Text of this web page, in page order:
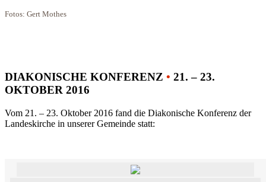
Fotos: Gert Mothes
DIAKONISCHE KONFERENZ • 21. – 23.
OKTOBER 2016
Vom 21. – 23. Oktober 2016 fand die Diakonische Konferenz der
Landeskirche in unserer Gemeinde statt: